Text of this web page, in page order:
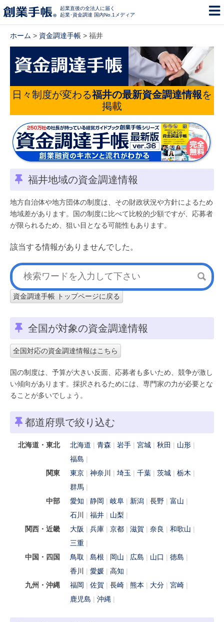
起業直後の全法人に届く
起業･資金調達 国内No.1メディア
ホーム > 資金調達手帳 > 福井
日々制度が変わる福井の最新資金調達情報を
掲載
福井地域の資金調達情報
地方自治体や地方団体の制度は、その財政状況や方針によるため
地域差があります。国の制度に比べて比較的少額ですが、応募者
が限られるため、狙い目となる可能性もあります。
該当する情報がありませんでした。
資金調達手帳 トップページに戻る
全国が対象の資金調達情報
全国対応の資金調達情報はこちら
国の制度は、予算が大きい反面、応募者も多いため、競争が激し
い傾向があります。採択されるためには、専門家の力が必要とな
ることが多いでしょう。
都道府県で絞り込む
北海道・東北 北海道 青森 岩手 宮城 秋田
山形
福島
関東
東京 神奈川 埼玉 千葉 茨城
栃木
群馬
中部
愛知 静岡 岐阜 新潟 長野
富山
石川
福井
山梨
関西・近畿
大阪 兵庫 京都 滋賀 奈良
和歌山
三重
中国・四国
鳥取 島根 岡山 広島 山口
徳島
香川
愛媛
高知
九州・沖縄
福岡 佐賀 長崎 熊本 大分
宮崎
鹿児島
沖縄